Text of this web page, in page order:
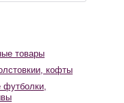
товары
кофты
футболки,